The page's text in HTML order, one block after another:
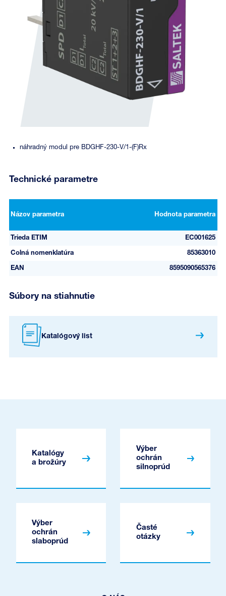
náhradný modul pre BDGHF-230-V/1-(F)Rx
Technické parametre
Názov parametra Hodnota parametra
Trieda ETIM EC001625
Colná nomenklatúra 85363010
EAN 8595090565376
Súbory na stiahnutie
Katalógový list
Katalógy
a brožúry
Výber
ochrán
silnoprúd
Výber
ochrán
slaboprúd
Časté
otázky